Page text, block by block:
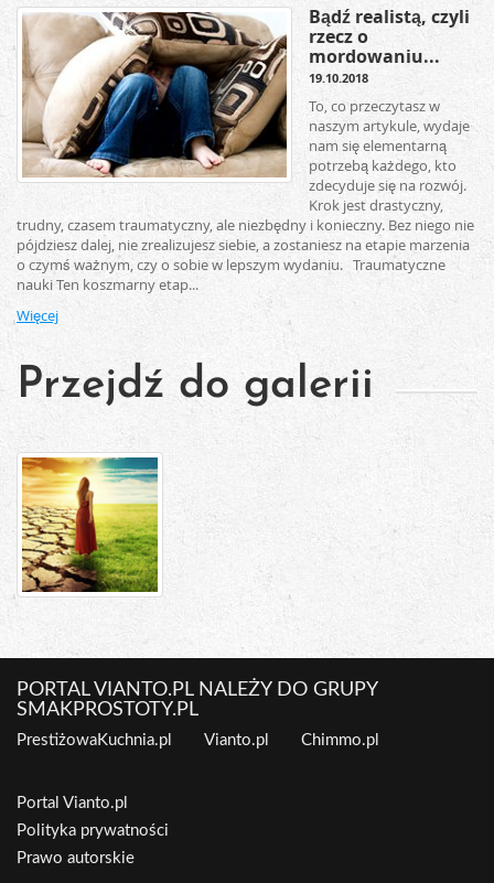
Bądź realistą, czyli
rzecz o
mordowaniu...
19.10.2018
To, co przeczytasz w
naszym artykule, wydaje
nam się elementarną
potrzebą każdego, kto
zdecyduje się na rozwój.
Krok jest drastyczny,
trudny, czasem traumatyczny, ale niezbędny i konieczny. Bez niego nie
pójdziesz dalej, nie zrealizujesz siebie, a zostaniesz na etapie marzenia
o czymś ważnym, czy o sobie w lepszym wydaniu. Traumatyczne
nauki Ten koszmarny etap...
Więcej
Przejdź do galerii
PORTAL VIANTO.PL NALEŻY DO GRUPY
SMAKPROSTOTY.PL
PrestiżowaKuchnia.pl Vianto.pl Chimmo.pl
Portal Vianto.pl
Polityka prywatności
Prawo autorskie